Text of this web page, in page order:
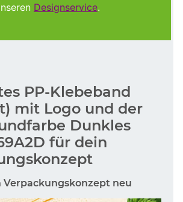
Designservice.
PP-Klebeband
mit Logo und der
Dunkles
für dein
Verpackungskonzept neu